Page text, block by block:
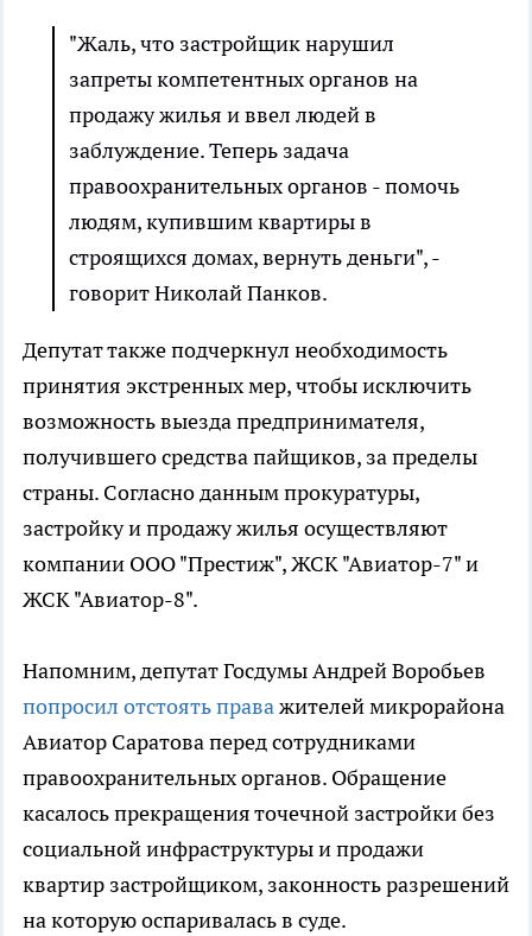
"Жаль, что застройщик нарушил
запреты компетентных органов на
продажу жилья и ввел людей в
заблуждение. Теперь задача
правоохранительных органов - помочь
людям, купившим квартиры в
строящихся домах, вернуть деньги", -
говорит Николай Панков.
Депутат также подчеркнул необходимость
принятия экстренных мер, чтобы исключить
возможность выезда предпринимателя,
получившего средства пайщиков, за пределы
страны. Согласно данным прокуратуры,
застройку и продажу жилья осуществляют
компании ООО "Престиж", ЖСК "Авиатор-7" и
ЖСК "Авиатор-8".
Напомним, депутат Госдумы Андрей Воробьев
попросил отстоять праважителей микрорайона
Авиатор Саратова перед сотрудниками
правоохранительных органов. Обращение
касалось прекращения точечной застройки без
социальной инфраструктуры и продажи
квартир застройщиком, законность разрешений
на которую оспаривалась в суде.